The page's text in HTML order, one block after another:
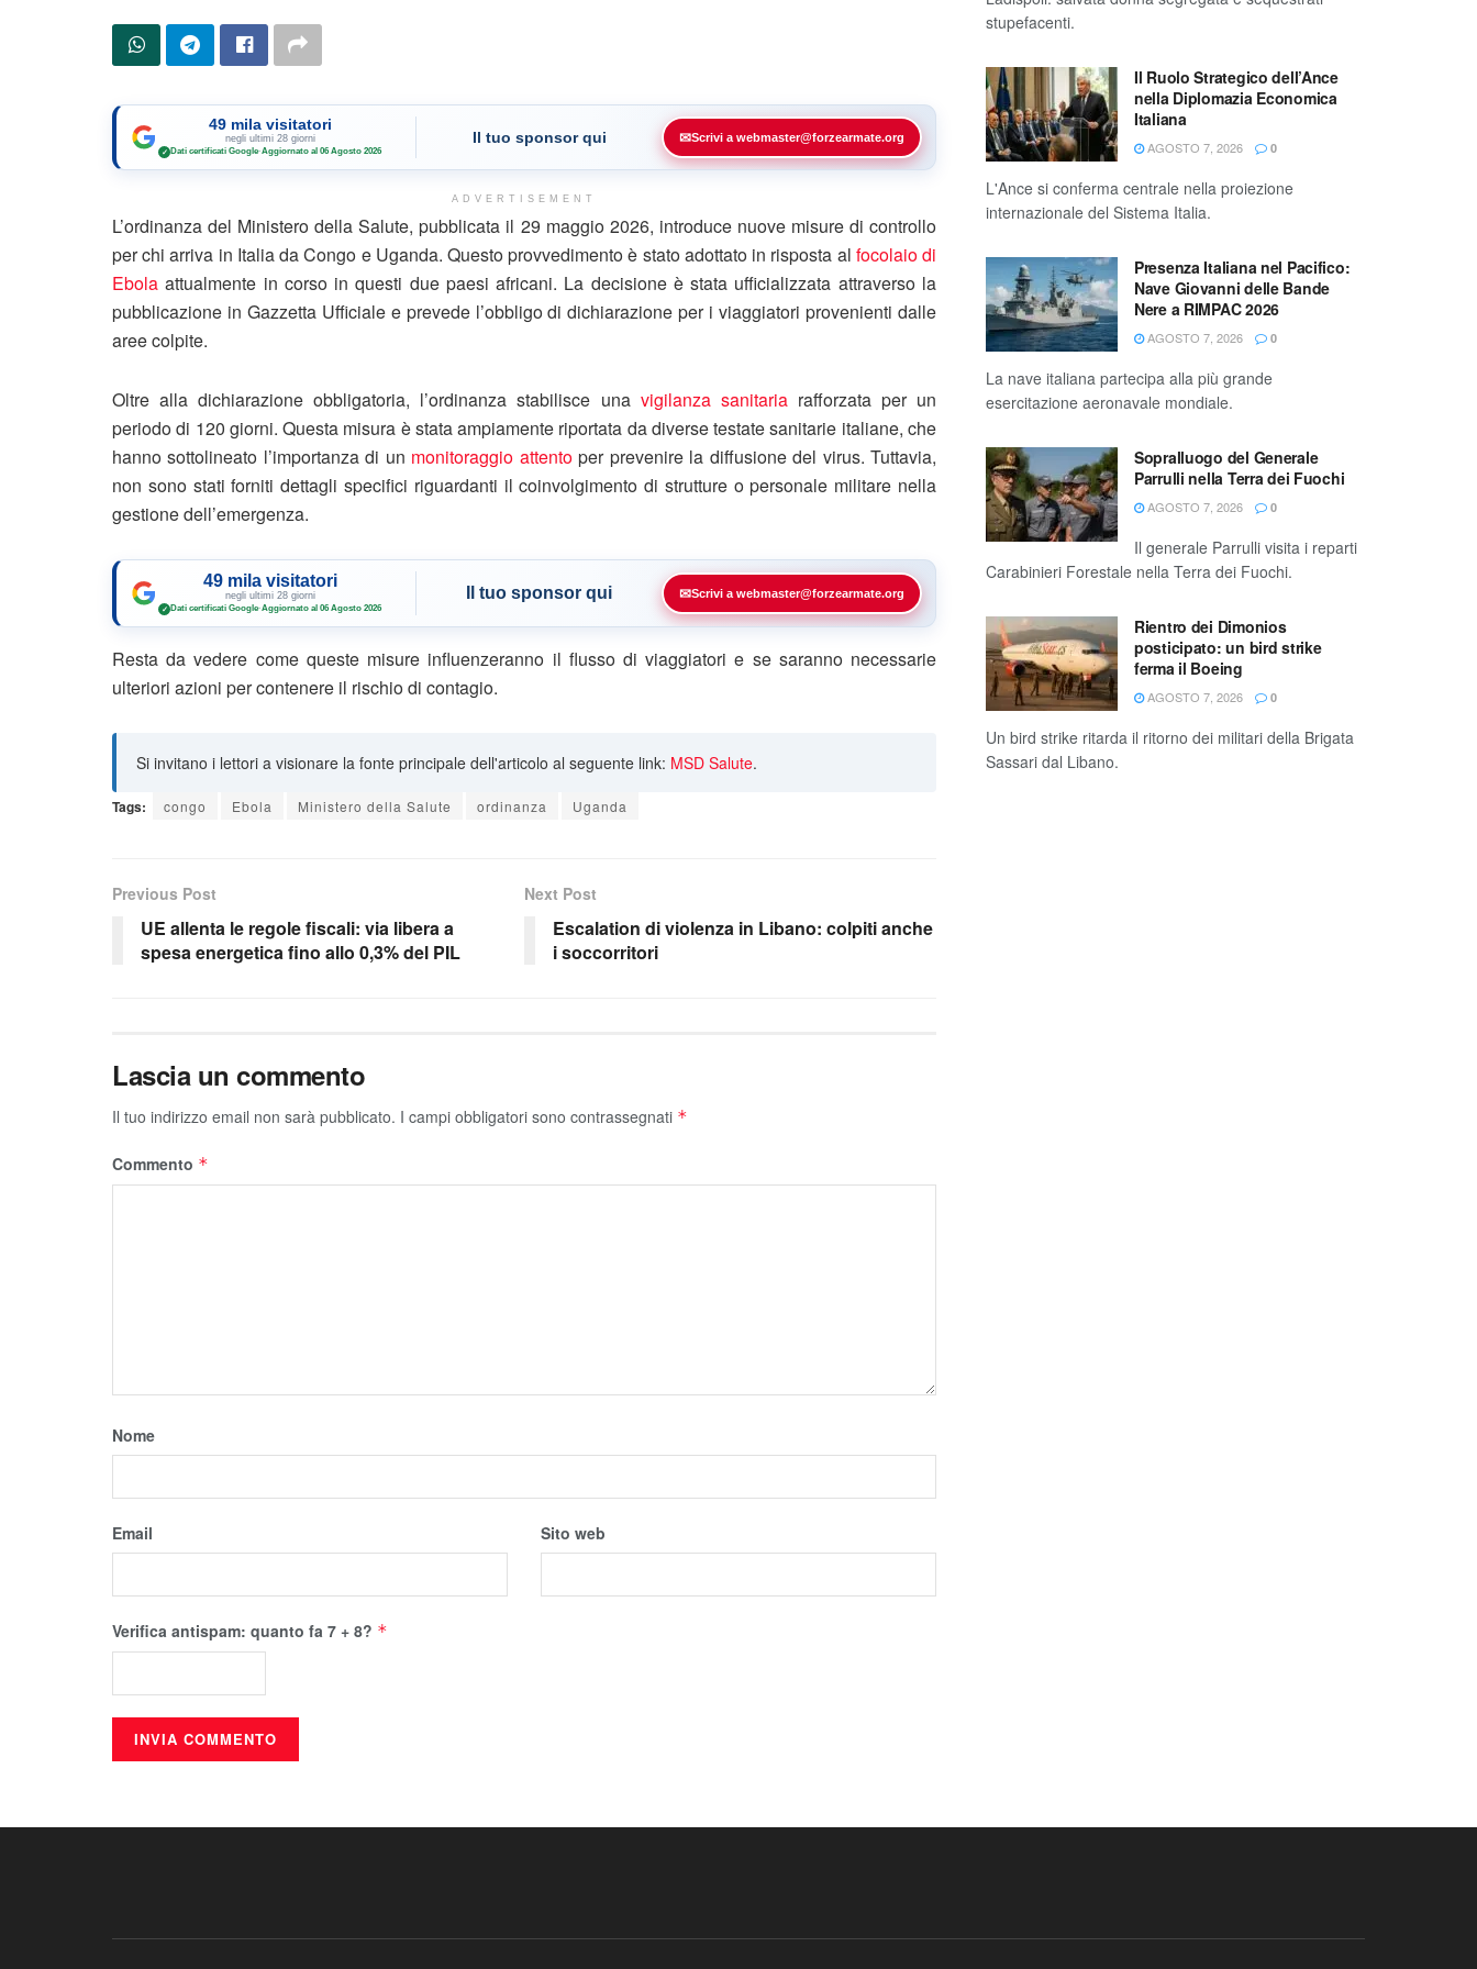
49 mila visitatori
negli ultimi 28 giorni
✓ Dati certificati Google·Aggiornato al 06 Agosto 2026
Il tuo sponsor qui ✉Scrivi a webmaster@forzearmate.org
ADVERTISEMENT
L’ordinanza del Ministero della Salute, pubblicata il 29 maggio 2026, introduce nuove misure di controllo
per chi arriva in Italia da Congo e Uganda. Questo provvedimento è stato adottato in risposta al focolaio di
Ebola attualmente in corso in questi due paesi africani. La decisione è stata ufficializzata attraverso la
pubblicazione in Gazzetta Ufficiale e prevede l’obbligo di dichiarazione per i viaggiatori provenienti dalle
aree colpite.
Oltre alla dichiarazione obbligatoria, l’ordinanza stabilisce una vigilanza sanitariarafforzata per un
periodo di 120 giorni. Questa misura è stata ampiamente riportata da diverse testate sanitarie italiane, che
hanno sottolineato l’importanza di un monitoraggio attentoper prevenire la diffusione del virus. Tuttavia,
non sono stati forniti dettagli specifici riguardanti il coinvolgimento di strutture o personale militare nella
gestione dell’emergenza.
49 mila visitatori
negli ultimi 28 giorni
✓ Dati certificati Google·Aggiornato al 06 Agosto 2026
Il tuo sponsor qui ✉Scrivi a webmaster@forzearmate.org
Resta da vedere come queste misure influenzeranno il flusso di viaggiatori e se saranno necessarie
ulteriori azioni per contenere il rischio di contagio.
Si invitano i lettori a visionare la fonte principale dell'articolo al seguente link: MSD Salute.
Tags: congo Ebola Ministero della Salute ordinanza Uganda
Previous Post
UE allenta le regole fiscali: via libera a
spesa energetica fino allo 0,3% del PIL
Next Post
Escalation di violenza in Libano: colpiti anche
i soccorritori
Lascia un commento
Il tuo indirizzo email non sarà pubblicato. I campi obbligatori sono contrassegnati *
Commento *
Nome
Email Sito web
Verifica antispam: quanto fa 7 + 8? *
stupefacenti.
Il Ruolo Strategico dell’Ance
nella Diplomazia Economica
Italiana
AGOSTO 7, 2026 0
L'Ance si conferma centrale nella proiezione
internazionale del Sistema Italia.
Presenza Italiana nel Pacifico:
Nave Giovanni delle Bande
Nere a RIMPAC 2026
AGOSTO 7, 2026 0
La nave italiana partecipa alla più grande
esercitazione aeronavale mondiale.
Sopralluogo del Generale
Parrulli nella Terra dei Fuochi
AGOSTO 7, 2026 0
Il generale Parrulli visita i reparti
Carabinieri Forestale nella Terra dei Fuochi.
Rientro dei Dimonios
posticipato: un bird strike
ferma il Boeing
AGOSTO 7, 2026 0
Un bird strike ritarda il ritorno dei militari della Brigata
Sassari dal Libano.